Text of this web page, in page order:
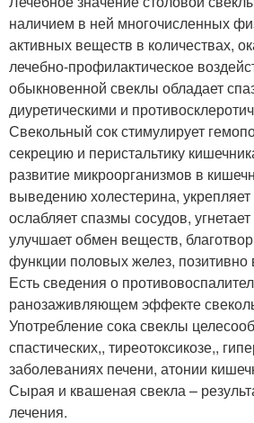
наличием в ней многочисленных
активных веществ в количествах,
лечебно-профилактическое
обыкновенной свеклы обладает
диуретическими и
Свекольный сок стимулирует
секрецию и перистальтику
развитие микроорганизмов в
выведению холестерина, укрепляет
ослабляет спазмы сосудов,
улучшает обмен веществ,
функции половых желез, позитивно
Есть сведения о
ранозаживляющем эффекте
Употребление сока свеклы
спастических,, тиреотоксикозе,,
заболеваниях печени, атонии
Сырая и квашеная свекла –
лечения.